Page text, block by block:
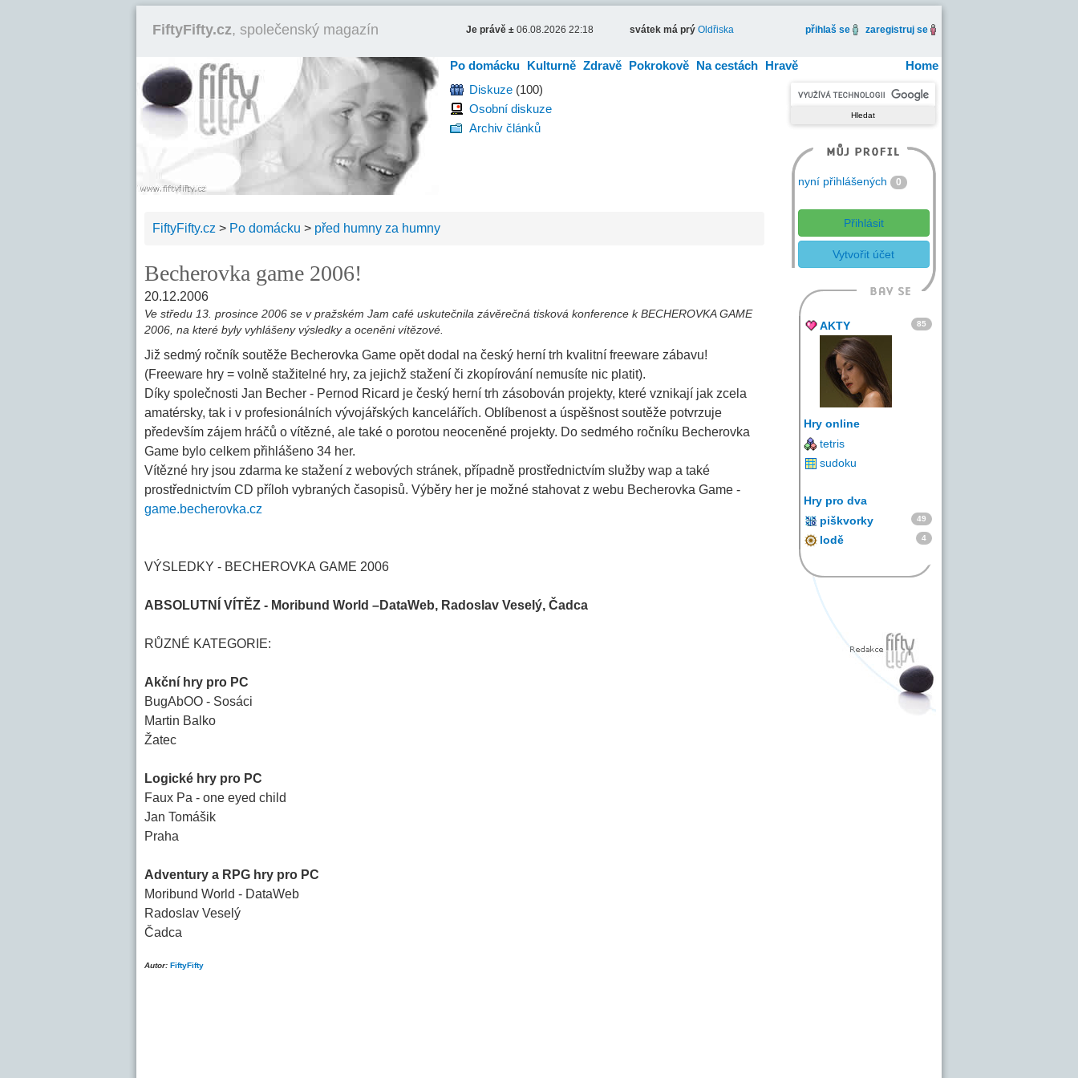
FiftyFifty.cz, společenský magazín Je právě ± 06.08.2026 22:18 svátek má prý Oldřiska přihlaš se zaregistruj se
Home
Po domácku Kulturně Zdravě Pokrokově Na cestách Hravě
Diskuze (100)
Osobní diskuze
Archiv článků
FiftyFifty.cz > Po domácku > před humny za humny
Becherovka game 2006!
20.12.2006
Ve středu 13. prosince 2006 se v pražském Jam café uskutečnila závěrečná tisková konference k BECHEROVKA GAME
2006, na které byly vyhlášeny výsledky a oceněni vítězové.
Již sedmý ročník soutěže Becherovka Game opět dodal na český herní trh kvalitní freeware zábavu!
(Freeware hry = volně stažitelné hry, za jejichž stažení či zkopírování nemusíte nic platit).
Díky společnosti Jan Becher - Pernod Ricard je český herní trh zásobován projekty, které vznikají jak zcela
amatérsky, tak i v profesionálních vývojářských kancelářích. Oblíbenost a úspěšnost soutěže potvrzuje
především zájem hráčů o vítězné, ale také o porotou neoceněné projekty. Do sedmého ročníku Becherovka
Game bylo celkem přihlášeno 34 her.
Vítězné hry jsou zdarma ke stažení z webových stránek, případně prostřednictvím služby wap a také
prostřednictvím CD příloh vybraných časopisů. Výběry her je možné stahovat z webu Becherovka Game -
game.becherovka.cz
VÝSLEDKY - BECHEROVKA GAME 2006
ABSOLUTNÍ VÍTĚZ - Moribund World –DataWeb, Radoslav Veselý, Čadca
RŮZNÉ KATEGORIE:
Akční hry pro PC
BugAbOO - Sosáci
Martin Balko
Žatec
Logické hry pro PC
Faux Pa - one eyed child
Jan Tomášik
Praha
Adventury a RPG hry pro PC
Moribund World - DataWeb
Radoslav Veselý
Čadca
Autor: FiftyFifty
nyní přihlášených 0
Přihlásit
Vytvořit účet
AKTY 85
Hry online
tetris
sudoku
Hry pro dva
piškvorky
49
lodě 4